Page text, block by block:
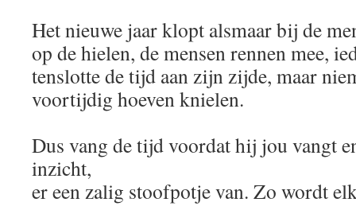
Het nieuwe jaar klopt alsmaar bij de
op de hielen, de mensen rennen mee,
tenslotte de tijd aan zijn zijde, maar
voortijdig hoeven knielen.
Dus vang de tijd voordat hij jou vangt
inzicht,
er een zalig stoofpotje van. Zo wordt